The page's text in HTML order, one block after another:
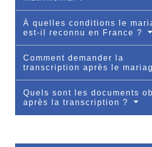
À quelles conditions le
est-il reconnu en France ?
Comment demander la
transcription après le
Quels sont les documents
après la transcription ?